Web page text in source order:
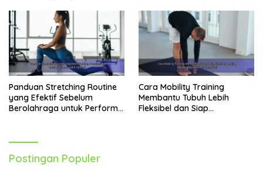
Panduan Stretching Routine
yang Efektif Sebelum
Berolahraga untuk Performa
Cara Mobility Training
Membantu Tubuh Lebih
Fleksibel dan Siap
Postingan Populer